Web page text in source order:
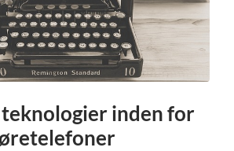
teknologier inden for